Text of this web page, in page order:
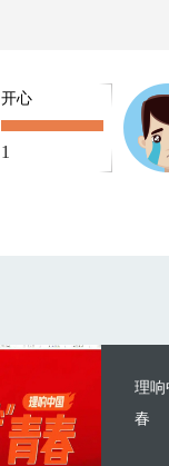
开心
1
理响
春